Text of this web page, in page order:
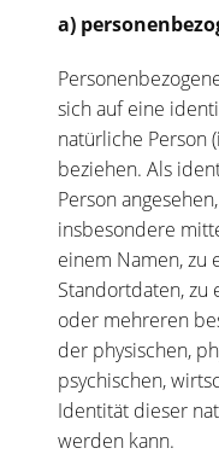
a)
sich auf eine
natürliche Person
beziehen. Als
Person
insbesondere
einem Namen, zu
Standortdaten, zu
oder mehreren
der physischen,
psychischen,
Identität dieser
werden kann.